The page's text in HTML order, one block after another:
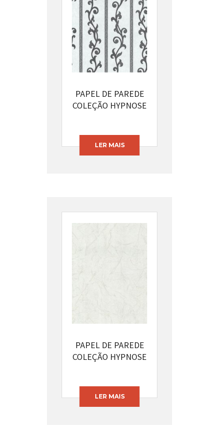
PAPEL DE PAREDE
COLEÇÃO HYPNOSE
LER MAIS
PAPEL DE PAREDE
COLEÇÃO HYPNOSE
LER MAIS